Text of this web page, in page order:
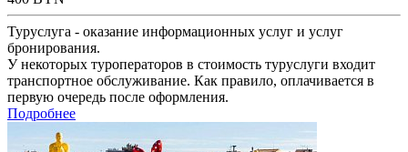
Туруслуга - оказание информационных услуг и услуг
бронирования.
У некоторых туроператоров в стоимость туруслуги входит
транспортное обслуживание. Как правило, оплачивается в
первую очередь после оформления.
Подробнее